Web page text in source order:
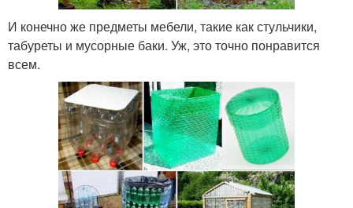
И конечно же предметы мебели, такие как стульчики,
табуреты и мусорные баки. Уж, это точно понравится
всем.